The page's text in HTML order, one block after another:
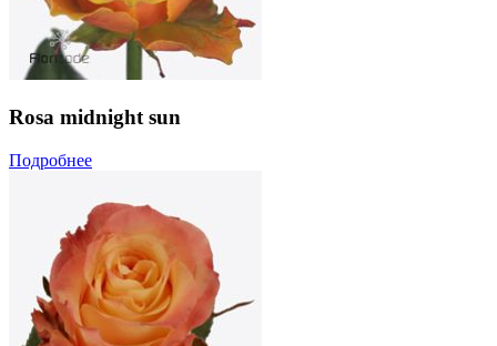
Rosa midnight sun
Подробнее